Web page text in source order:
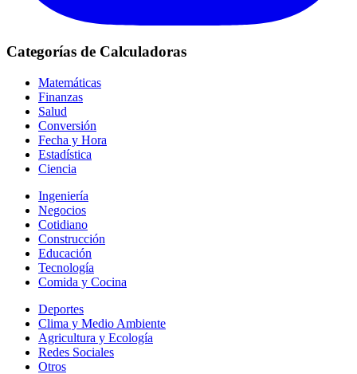
Categorías de Calculadoras
Matemáticas
Finanzas
Salud
Conversión
Fecha y Hora
Estadística
Ciencia
Ingeniería
Negocios
Cotidiano
Construcción
Educación
Tecnología
Comida y Cocina
Deportes
Clima y Medio Ambiente
Agricultura y Ecología
Redes Sociales
Otros